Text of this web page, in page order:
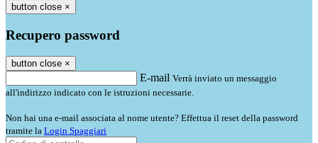
button close ×
Recupero password
button close ×
E-mail Verrà inviato un messaggio
all'indirizzo indicato con le istruzioni necessarie.
Non hai una e-mail associata al nome utente? Effettua il reset della password
tramite la Login Spaggiari